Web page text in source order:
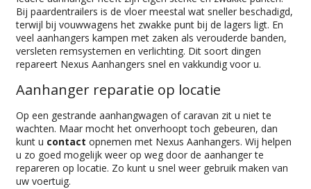
Bij paardentrailers is de vloer meestal wat sneller beschadigd,
terwijl bij vouwwagens het zwakke punt bij de lagers ligt. En
veel aanhangers kampen met zaken als verouderde banden,
versleten remsystemen en verlichting. Dit soort dingen
repareert Nexus Aanhangers snel en vakkundig voor u.
Aanhanger reparatie op locatie
Op een gestrande aanhangwagen of caravan zit u niet te
wachten. Maar mocht het onverhoopt toch gebeuren, dan
kunt u contact opnemen met Nexus Aanhangers. Wij helpen
u zo goed mogelijk weer op weg door de aanhanger te
repareren op locatie. Zo kunt u snel weer gebruik maken van
uw voertuig.